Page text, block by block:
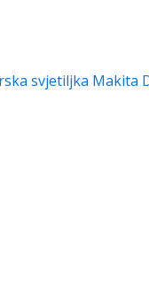
svjetiljka Makita